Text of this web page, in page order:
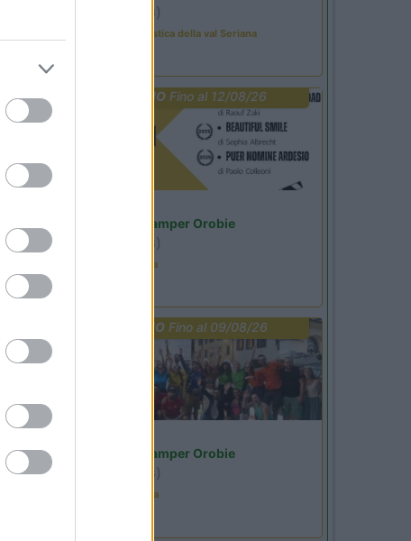
(BG)
Rassegna organistica della val Seriana
PROMO Fino al 12/08/26
Area Sosta Camper Orobie
(BG)
Estate in cineteca
PROMO Fino al 09/08/26
Area Sosta Camper Orobie
(BG)
Ardesio in scatola